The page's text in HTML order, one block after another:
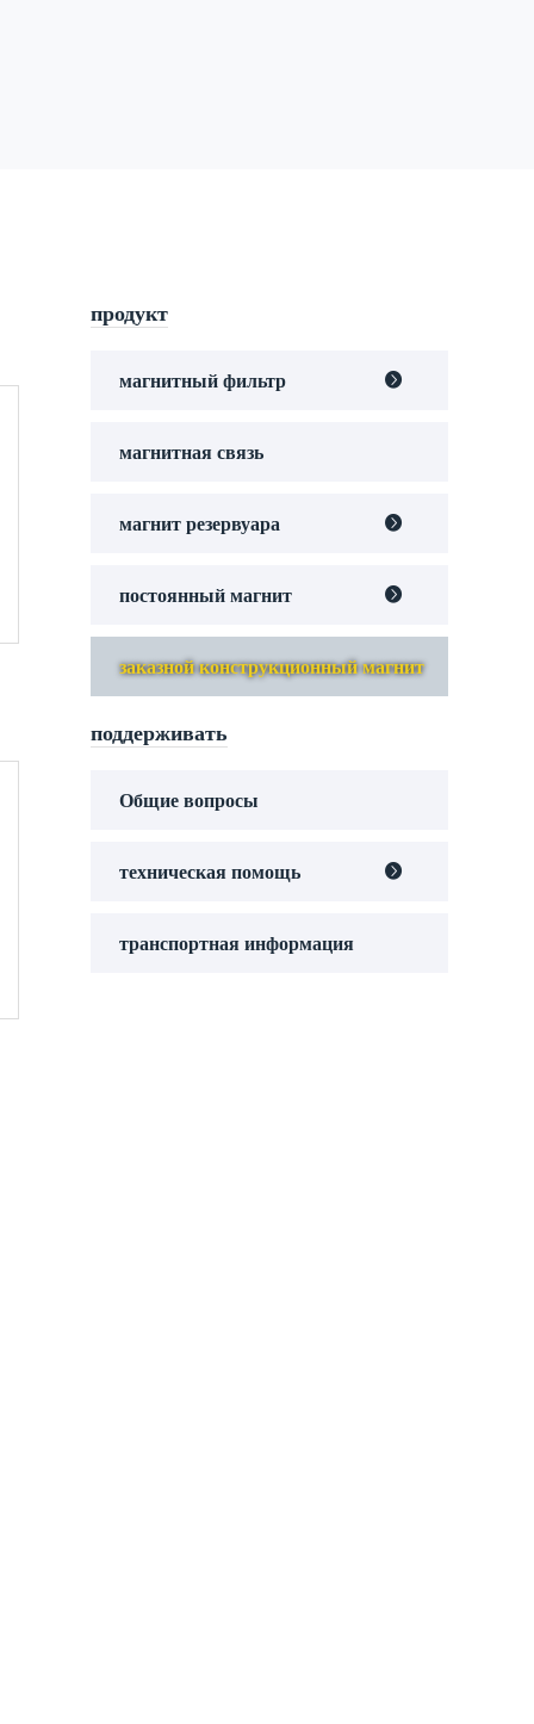
продукт
магнитный фильтр 
магнитная связь
магнит резервуара 
постоянный магнит 
заказной конструкционный магнит
поддерживать
Общие вопросы
техническая помощь 
транспортная информация